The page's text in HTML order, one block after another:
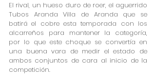
El rival, un hueso duro de roer, el aguerrido
Tubos Aranda Villa de Aranda que se
batirá el cobre esta temporada con los
alcarreños para mantener la categoría,
por lo que este choque se convertía en
una buena vara de medir el estado de
ambos conjuntos de cara al inicio de la
competición.